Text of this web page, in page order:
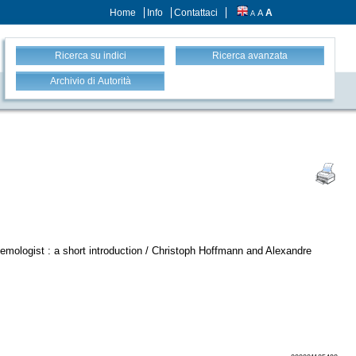
Home Info Contattaci A A A
Ricerca su indici Ricerca avanzata
Archivio di Autorità